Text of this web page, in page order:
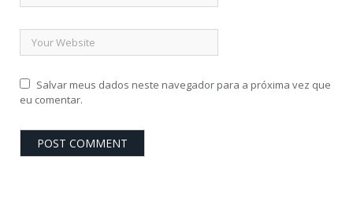
Salvar meus dados neste navegador para a próxima vez que
eu comentar.